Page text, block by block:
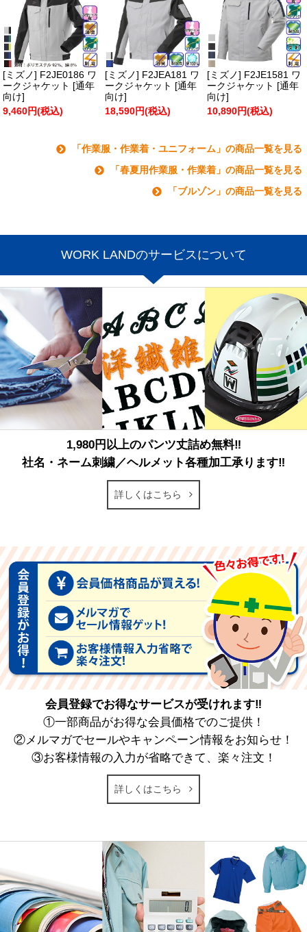
[ミズノ] F2JE0186 ワ
ークジャケット [通年
向け]
9,460円(税込)
[ミズノ] F2JEA181 ワ
ークジャケット [通年
向け]
18,590円(税込)
[ミズノ] F2JE1581 ワ
ークジャケット [通年
向け]
10,890円(税込)
「作業服・作業着・ユニフォーム」の商品一覧を見る
「春夏用作業服・作業着」の商品一覧を見る
「ブルゾン」の商品一覧を見る
WORK LANDのサービスについて
1,980円以上のパンツ丈詰め無料‼
社名・ネーム刺繍／ヘルメット各種加工承ります‼
詳しくはこちら
会員登録でお得なサービスが受けれます‼
①一部商品がお得な会員価格でのご提供！
②メルマガでセールやキャンペーン情報をお知らせ！
③お客様情報の入力が省略できて、楽々注文！
詳しくはこちら